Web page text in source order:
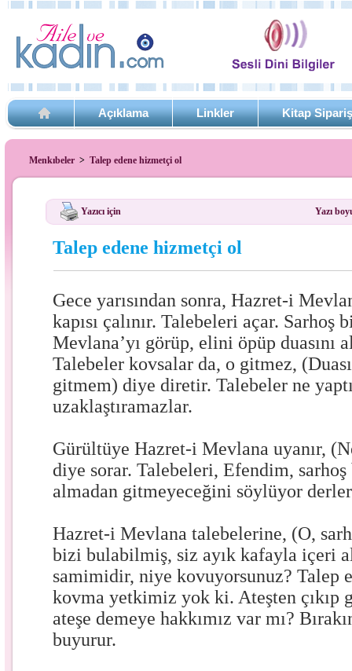
Açıklama Linkler Kitap
Menkıbeler > Talep edene hizmetçi ol
Yazıcı için Yazı
Talep edene hizmetçi ol
Gece yarısından sonra, Hazret-i
kapısı çalınır. Talebeleri açar. Sarhoş
Mevlana’yı görüp, elini öpüp duasını
Talebeler kovsalar da, o gitmez,
gitmem) diye diretir. Talebeler ne
uzaklaştıramazlar.
Gürültüye Hazret-i Mevlana uyanır,
diye sorar. Talebeleri, Efendim, sarhoş
almadan gitmeyeceğini söylüyor
Hazret-i Mevlana talebelerine, (O,
bizi bulabilmiş, siz ayık kafayla içeri
samimidir, niye kovuyorsunuz? Talep
kovma yetkimiz yok ki. Ateşten çıkıp
ateşe demeye hakkımız var mı?
buyurur.